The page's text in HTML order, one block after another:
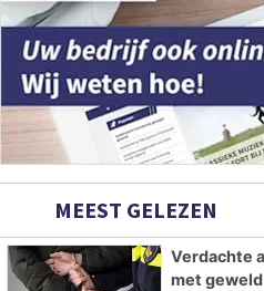
MEEST GELEZEN
Verdachte
met